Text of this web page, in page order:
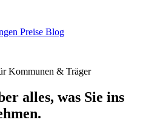
Preise Blog
Kommunen & Träger
alles, was Sie ins